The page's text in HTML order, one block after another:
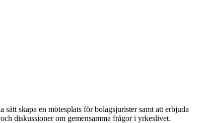
skapa en mötesplats för bolagsjurister samt att erbjuda
diskussioner om gemensamma frågor i yrkeslivet.